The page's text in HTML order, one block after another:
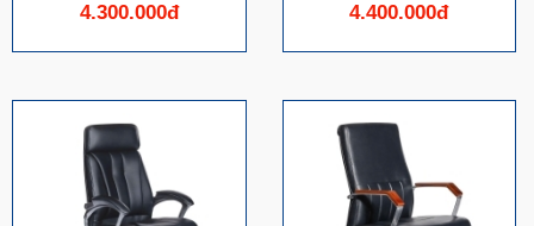
4.300.000đ 4.400.000đ